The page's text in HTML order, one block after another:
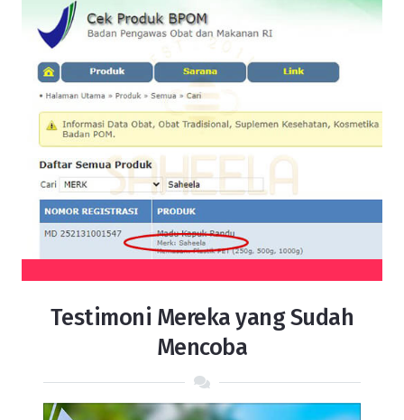
Testimoni Mereka yang Sudah
Mencoba